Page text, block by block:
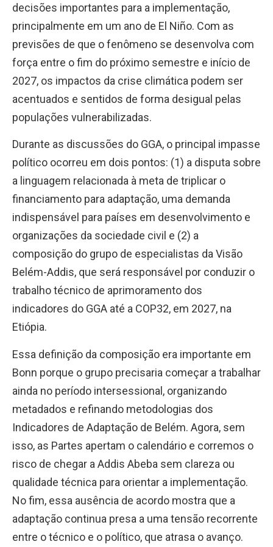
decisões importantes para a implementação,
principalmente em um ano de El Niño. Com as
previsões de que o fenômeno se desenvolva com
força entre o fim do próximo semestre e início de
2027, os impactos da crise climática podem ser
acentuados e sentidos de forma desigual pelas
populações vulnerabilizadas.
Durante as discussões do GGA, o principal impasse
político ocorreu em dois pontos: (1) a disputa sobre
a linguagem relacionada à meta de triplicar o
financiamento para adaptação, uma demanda
indispensável para países em desenvolvimento e
organizações da sociedade civil e (2) a
composição do grupo de especialistas da Visão
Belém-Addis, que será responsável por conduzir o
trabalho técnico de aprimoramento dos
indicadores do GGA até a COP32, em 2027, na
Etiópia.
Essa definição da composição era importante em
Bonn porque o grupo precisaria começar a trabalhar
ainda no período intersessional, organizando
metadados e refinando metodologias dos
Indicadores de Adaptação de Belém. Agora, sem
isso, as Partes apertam o calendário e corremos o
risco de chegar a Addis Abeba sem clareza ou
qualidade técnica para orientar a implementação.
No fim, essa ausência de acordo mostra que a
adaptação continua presa a uma tensão recorrente
entre o técnico e o político, que atrasa o avanço.